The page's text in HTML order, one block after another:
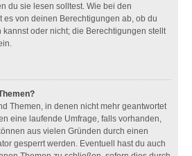
du sie lesen solltest. Wie bei den
es von deinen Berechtigungen ab, ob du
oder nicht; die Berechtigungen stellt
Themen, in denen nicht mehr geantwortet
eine laufende Umfrage, falls vorhanden,
aus vielen Gründen durch einen
gesperrt werden. Eventuell hast du auch